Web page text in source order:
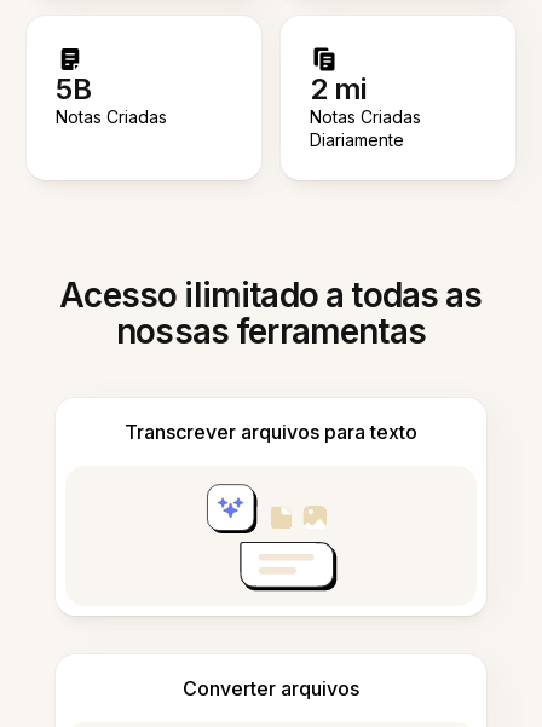
5B
Notas Criadas
2 mi
Notas Criadas
Diariamente
Acesso ilimitado a todas as
nossas ferramentas
Transcrever arquivos para texto
Converter arquivos